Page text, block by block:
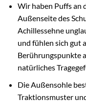
Wir haben Puffs an
Außenseite des
Achillessehne
und fühlen sich gut
Berührungspunkte
natürliches
Die Außensohle
Traktionsmuster